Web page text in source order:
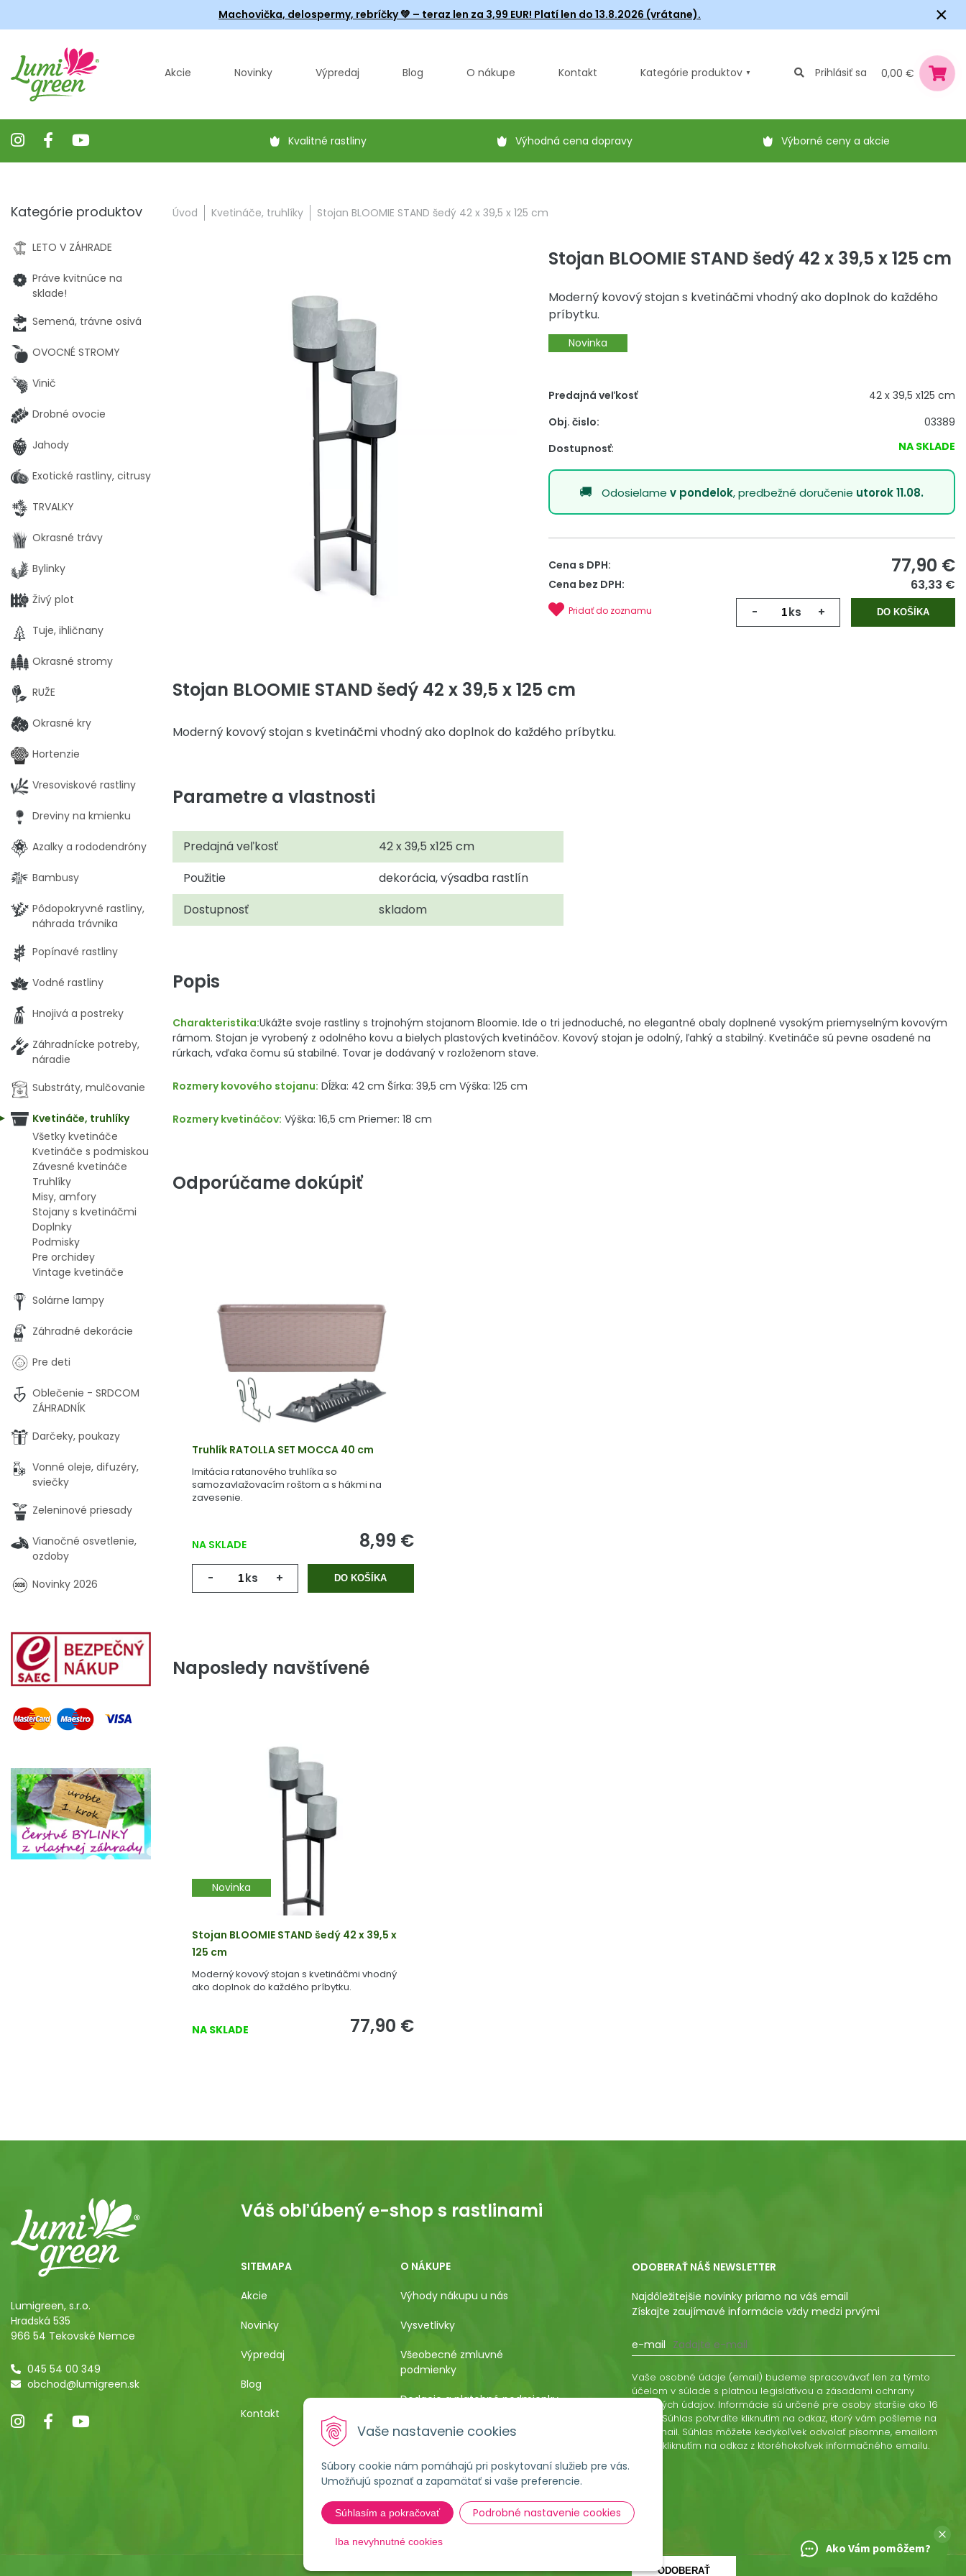
Vaše nastavenie cookies
Súbory cookie nám pomáhajú pri poskytovaní služieb pre vás.
Umožňujú spoznať a zapamätať si vaše preferencie.
Súhlasím a pokračovať Podrobné nastavenie cookies
Iba nevyhnutné cookies
Machovička, delospermy, rebríčky💚 – teraz len za 3,99 EUR! Platí len do 13.8.2026 (vrátane). ×
Akcie Novinky Výpredaj Blog O nákupe Kontakt Kategórie produktov Prihlásiť sa 0,00 €
Kvalitné rastliny Výhodná cena dopravy Výborné ceny a akcie
Úvod Kvetináče, truhlíky Stojan BLOOMIE STAND šedý 42 x 39,5 x 125 cm
Stojan BLOOMIE STAND šedý 42 x 39,5 x 125 cm
Moderný kovový stojan s kvetináčmi vhodný ako doplnok do každého
príbytku.
Novinka
Predajná veľkosť
42 x 39,5 x125 cm
Obj. čislo:
03389
Dostupnosť:
NA SKLADE
Odosielamev pondelok, predbežné doručenie utorok 11.08.
Cena s DPH: 77,90 €
Cena bez DPH: 63,33 €
- ks + DO KOŠÍKA
Pridať do zoznamu
Stojan BLOOMIE STAND šedý 42 x 39,5 x 125 cm
Moderný kovový stojan s kvetináčmi vhodný ako doplnok do každého príbytku.
Parametre a vlastnosti
Predajná veľkosť
42 x 39,5 x125 cm
Použitie
dekorácia, výsadba rastlín
Dostupnosť
skladom
Popis
Charakteristika:Ukážte svoje rastliny s trojnohým stojanom Bloomie. Ide o tri jednoduché, no elegantné obaly doplnené vysokým priemyselným kovovým
rámom. Stojan je vyrobený z odolného kovu a bielych plastových kvetináčov. Kovový stojan je odolný, ľahký a stabilný. Kvetináče sú pevne osadené na
rúrkach, vďaka čomu sú stabilné. Tovar je dodávaný v rozloženom stave.
Rozmery kovového stojanu: Dĺžka: 42 cm Šírka: 39,5 cm Výška: 125 cm
Rozmery kvetináčov: Výška: 16,5 cm Priemer: 18 cm
Odporúčame dokúpiť
Truhlík RATOLLA SET MOCCA 40 cm
Imitácia ratanového truhlíka so
samozavlažovacím roštom a s hákmi na
zavesenie.
NA SKLADE 8,99 €
- ks + DO KOŠÍKA
Naposledy navštívené
Novinka
Stojan BLOOMIE STAND šedý 42 x 39,5 x
125 cm
Moderný kovový stojan s kvetináčmi vhodný
ako doplnok do každého príbytku.
NA SKLADE 77,90 €
Kategórie produktov
LETO V ZÁHRADE
Práve kvitnúce na
sklade!
Semená, trávne osivá
OVOCNÉ STROMY
Vinič
Drobné ovocie
Jahody
Exotické rastliny, citrusy
TRVALKY
Okrasné trávy
Bylinky
Živý plot
Tuje, ihličnany
Okrasné stromy
RUŽE
Okrasné kry
Hortenzie
Vresoviskové rastliny
Dreviny na kmienku
Azalky a rododendróny
Bambusy
Pôdopokryvné rastliny,
náhrada trávnika
Popínavé rastliny
Vodné rastliny
Hnojivá a postreky
Záhradnícke potreby,
náradie
Substráty, mulčovanie
Kvetináče, truhlíky
Všetky kvetináče
Kvetináče s podmiskou
Závesné kvetináče
Truhlíky
Misy, amfory
Stojany s kvetináčmi
Doplnky
Podmisky
Pre orchidey
Vintage kvetináče
Solárne lampy
Záhradné dekorácie
Pre deti
Oblečenie - SRDCOM
ZÁHRADNÍK
Darčeky, poukazy
Vonné oleje, difuzéry,
sviečky
Zeleninové priesady
Vianočné osvetlenie,
ozdoby
Novinky 2026
Lumigreen, s.r.o.
Hradská 535
966 54 Tekovské Nemce
045 54 00 349
obchod@lumigreen.sk
Váš obľúbený e-shop s rastlinami
SITEMAPA
Akcie
Novinky
Výpredaj
Blog
Kontakt
O NÁKUPE
Výhody nákupu u nás
Vysvetlivky
Všeobecné zmluvné
podmienky
Dodacie a platobné podmienky
Pestovateľský manuál
Poučenie o uplatnení práva
kupujúceho na odstúpenie od
kúpnej zmluvy
Formulár na ostúpenie od
ODOBERAŤ NÁŠ NEWSLETTER
Najdôležitejšie novinky priamo na váš email
Získajte zaujímavé informácie vždy medzi prvými
e-mail
ODOBERAŤ
Vaše osobné údaje (email) budeme spracovávať len za týmto
účelom v súlade s platnou legislatívou a zásadami ochrany
osobných údajov. Informácie sú určené pre osoby staršie ako 16
rokov. Súhlas potvrdíte kliknutím na odkaz, ktorý vám pošleme na
váš email. Súhlas môžete kedykoľvek odvolať písomne, emailom
alebo kliknutím na odkaz z ktoréhokoľvek informačného emailu.
Ako Vám pomôžem?